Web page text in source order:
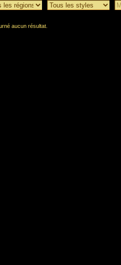
aucun résultat.